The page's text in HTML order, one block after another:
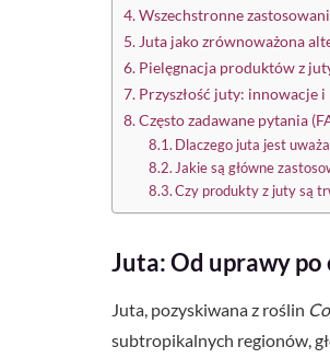
Wszechstronne
Juta jako zrównoważona
Pielęgnacja produktów z
Przyszłość juty: innowacje
Często zadawane pytania
Dlaczego juta jest
Jakie są główne
Czy produkty z juty są
Juta: Od uprawy
Juta, pozyskiwana z roślin
subtropikalnych regionów,